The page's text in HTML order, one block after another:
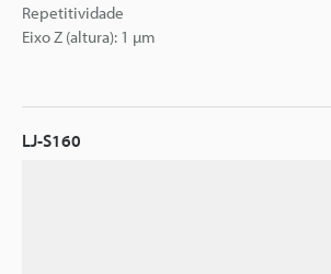
Repetitividade
Eixo Z (altura): 1 µm
LJ-S160